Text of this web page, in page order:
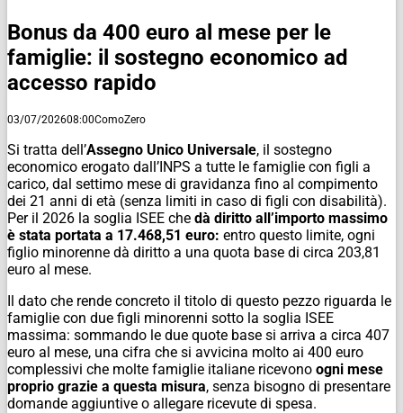
Bonus da 400 euro al mese per le
famiglie: il sostegno economico ad
accesso rapido
03/07/202608:00ComoZero
Si tratta dell’Assegno Unico Universale, il sostegno
economico erogato dall’INPS a tutte le famiglie con figli a
carico, dal settimo mese di gravidanza fino al compimento
dei 21 anni di età (senza limiti in caso di figli con disabilità).
Per il 2026 la soglia ISEE che dà diritto all’importo massimo
è stata portata a 17.468,51 euro: entro questo limite, ogni
figlio minorenne dà diritto a una quota base di circa 203,81
euro al mese.
Il dato che rende concreto il titolo di questo pezzo riguarda le
famiglie con due figli minorenni sotto la soglia ISEE
massima: sommando le due quote base si arriva a circa 407
euro al mese, una cifra che si avvicina molto ai 400 euro
complessivi che molte famiglie italiane ricevono ogni mese
proprio grazie a questa misura, senza bisogno di presentare
domande aggiuntive o allegare ricevute di spesa.